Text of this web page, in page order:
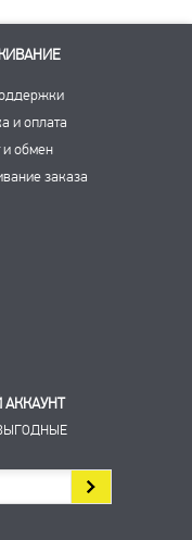
и оплата
и обмен
заказа
АККАУНТ